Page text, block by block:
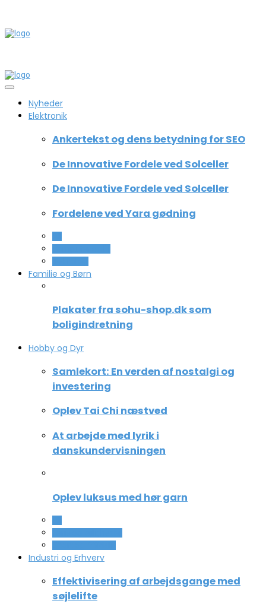
Nyheder
Elektronik
Ankertekst og dens betydning for SEO
De Innovative Fordele ved Solceller
De Innovative Fordele ved Solceller
Fordelene ved Yara gødning
Familie og Børn
Plakater fra sohu-shop.dk som
boligindretning
Hobby og Dyr
Samlekort: En verden af nostalgi og
investering
Oplev Tai Chi næstved
At arbejde med lyrik i
danskundervisningen
Oplev luksus med hør garn
Industri og Erhverv
Effektivisering af arbejdsgange med
søjlelifte